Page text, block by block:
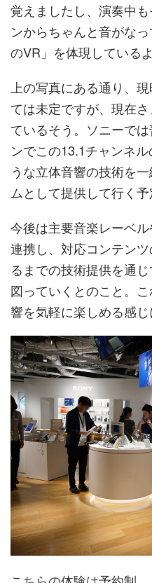
覚えましたし、演奏中
ンからちゃんと音がな
のVR」を体現している
上の写真にある通り、
ては未定ですが、現在
ているそう。ソニーで
ンでこの13.1チャンネ
うな立体音響の技術を
ムとして提供して行く予
今後は主要音楽レーベ
連携し、対応コンテン
るまでの技術提供を通
図っていくとのこと。
響を気軽に楽しめる感じ